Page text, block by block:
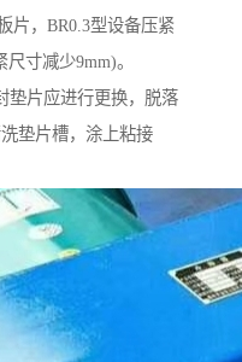
片，BR0.3型设备压紧
寸减少9mm)。
垫片应进行更换，脱落
垫片槽，涂上粘接